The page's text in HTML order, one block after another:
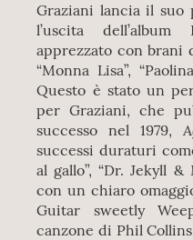
Graziani lancia il suo
l’uscita dell’album
apprezzato con brani
“Monna Lisa”,
Questo è stato un
per Graziani, che
successo nel 1979,
successi duraturi
al gallo”, “Dr. Jekyll &
con un chiaro
Guitar sweetly
canzone di Phil